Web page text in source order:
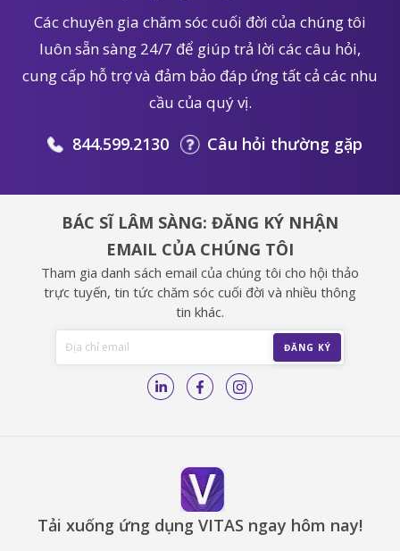
Các chuyên gia chăm sóc cuối đời của chúng tôi
luôn sẵn sàng 24/7 để giúp trả lời các câu hỏi,
cung cấp hỗ trợ và đảm bảo đáp ứng tất cả các nhu
cầu của quý vị.
844.599.2130 Câu hỏi thường gặp
BÁC SĨ LÂM SÀNG: ĐĂNG KÝ NHẬN
EMAIL CỦA CHÚNG TÔI
Tham gia danh sách email của chúng tôi cho hội thảo
trực tuyến, tin tức chăm sóc cuối đời và nhiều thông
tin khác.
Tải xuống ứng dụng VITAS ngay hôm nay!